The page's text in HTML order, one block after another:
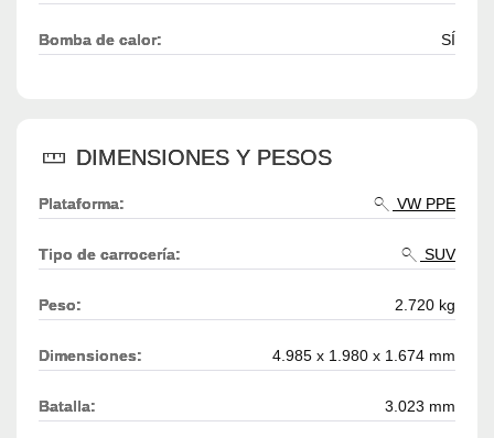
Bomba de calor: SÍ
DIMENSIONES Y PESOS
Plataforma: VW PPE
Tipo de carrocería: SUV
Peso: 2.720 kg
Dimensiones: 4.985 x 1.980 x 1.674 mm
Batalla: 3.023 mm